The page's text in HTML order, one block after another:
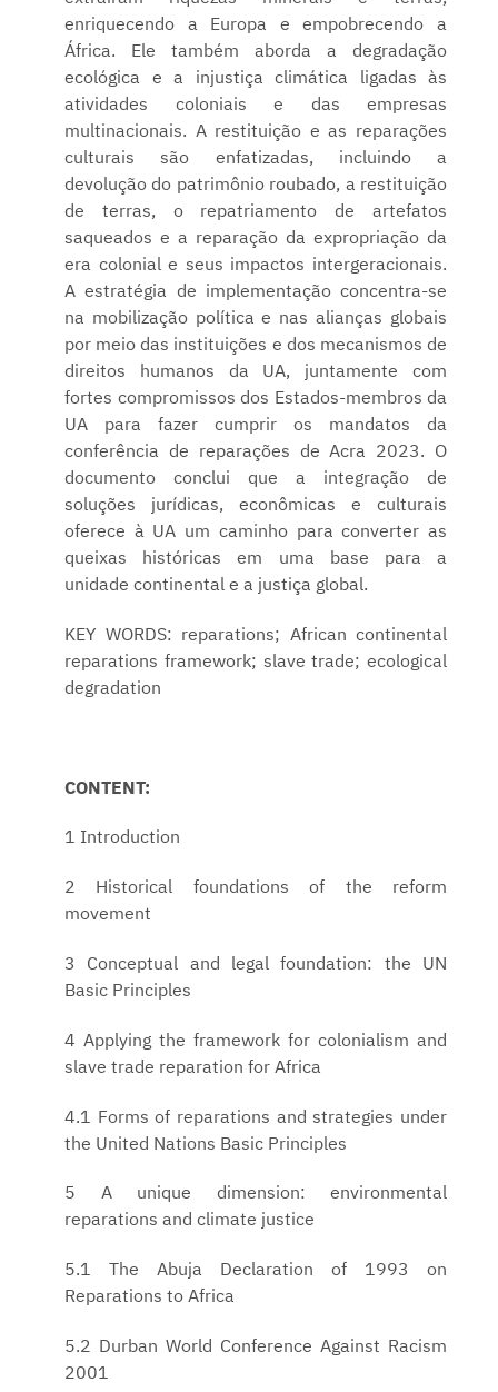
enriquecendo a Europa e empobrecendo a
África. Ele também aborda a degradação
ecológica e a injustiça climática ligadas às
atividades coloniais e das empresas
multinacionais. A restituição e as reparações
culturais são enfatizadas, incluindo a
devolução do patrimônio roubado, a restituição
de terras, o repatriamento de artefatos
saqueados e a reparação da expropriação da
era colonial e seus impactos intergeracionais.
A estratégia de implementação concentra-se
na mobilização política e nas alianças globais
por meio das instituições e dos mecanismos de
direitos humanos da UA, juntamente com
fortes compromissos dos Estados-membros da
UA para fazer cumprir os mandatos da
conferência de reparações de Acra 2023. O
documento conclui que a integração de
soluções jurídicas, econômicas e culturais
oferece à UA um caminho para converter as
queixas históricas em uma base para a
unidade continental e a justiça global.
KEY WORDS: reparations; African continental
reparations framework; slave trade; ecological
degradation
CONTENT:
1 Introduction
2 Historical foundations of the reform
movement
3 Conceptual and legal foundation: the UN
Basic Principles
4 Applying the framework for colonialism and
slave trade reparation for Africa
4.1 Forms of reparations and strategies under
the United Nations Basic Principles
5 A unique dimension: environmental
reparations and climate justice
5.1 The Abuja Declaration of 1993 on
Reparations to Africa
5.2 Durban World Conference Against Racism
2001